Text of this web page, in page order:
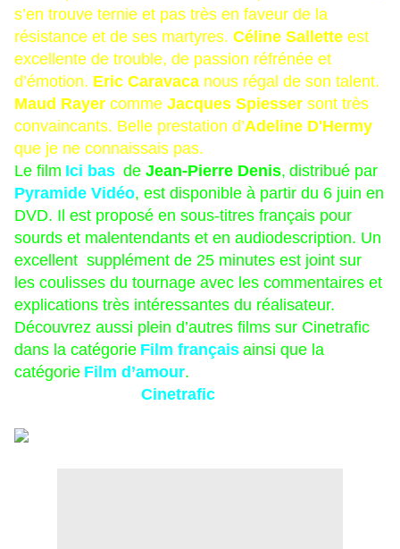
s’en trouve ternie et pas très en faveur de la
résistance et de ses martyres. Céline Sallette est
excellente de trouble, de passion réfrénée et
d’émotion. Eric Caravaca nous régal de son talent.
Maud Rayer comme Jacques Spiesser sont très
convaincants. Belle prestation d’Adeline D'Hermy
que je ne connaissais pas.
Le film Ici bas de Jean-Pierre Denis, distribué par
Pyramide Vidéo, est disponible à partir du 6 juin en
DVD. Il est proposé en sous-titres français pour
sourds et malentendants et en audiodescription. Un
excellent supplément de 25 minutes est joint sur
les coulisses du tournage avec les commentaires et
explications très intéressantes du réalisateur.
Découvrez aussi plein d’autres films sur Cinetrafic
dans la catégorie Film français ainsi que la
catégorie Film d’amour.
Cinetrafic